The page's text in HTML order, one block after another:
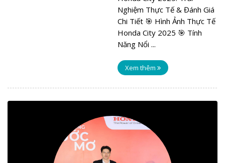
Nghiệm Thực Tế & Đánh Giá
Chi Tiết ️🎯 Hình Ảnh Thực Tế
Honda City 2025 ️🎯 Tính
Năng Nổi ...
Xem thêm